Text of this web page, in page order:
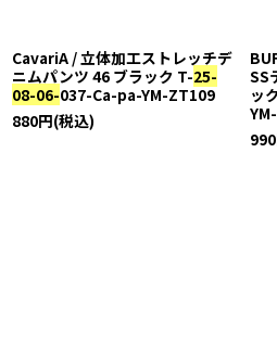
CavariA / 立体加工ストレッチデ
ニムパンツ 46 ブラック T-25-
08-06-037-Ca-pa-YM-ZT109
880円(税込)
SS
ッ
990